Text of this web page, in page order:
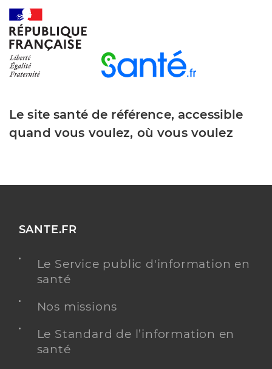
Le site santé de référence, accessible
quand vous voulez, où vous voulez
SANTE.FR
Le Service public d'information en
santé
Nos missions
Le Standard de l’information en
santé